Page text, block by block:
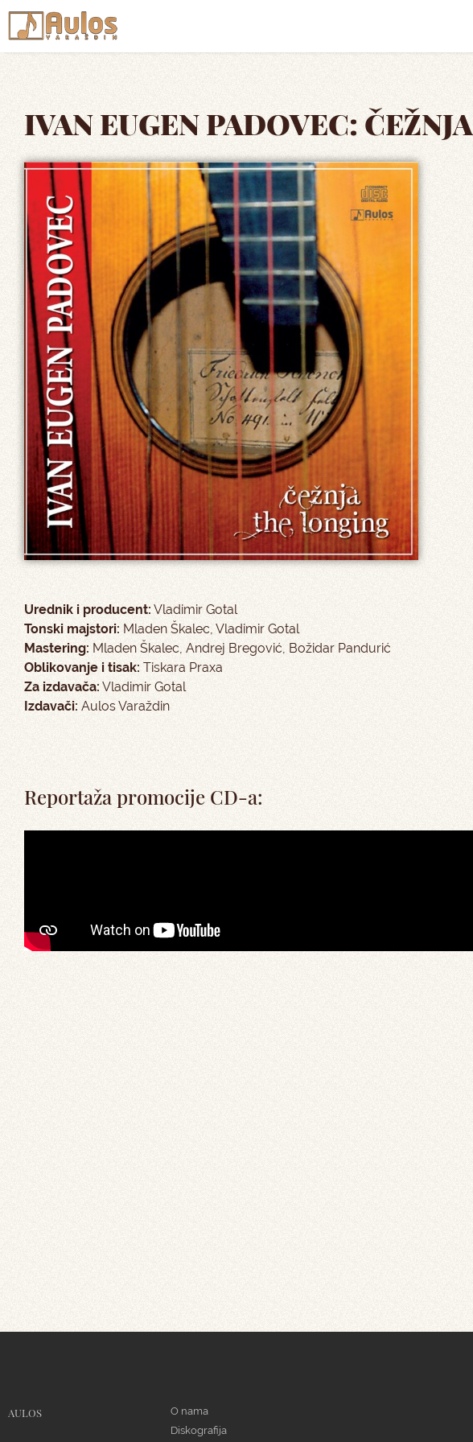
IVAN EUGEN PADOVEC: ČEŽNJA
Urednik i producent: Vladimir Gotal
Tonski majstori: Mladen Škalec, Vladimir Gotal
Mastering: Mladen Škalec, Andrej Bregović, Božidar Pandurić
Oblikovanje i tisak: Tiskara Praxa
Za izdavača: Vladimir Gotal
Izdavači: Aulos Varaždin
Reportaža promocije CD-a:
AULOS
O nama
Diskografija